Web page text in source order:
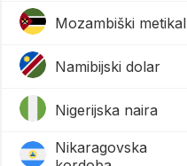
Mozambiški metikal
Namibijski dolar
Nigerijska naira
Nikaragovska